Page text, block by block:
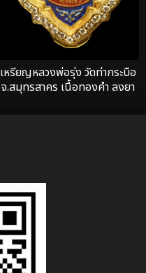
เหรียญหลวงพ่อรุ่ง วัดท่ากระบือ
จ.สมุทรสาคร เนื้อทองคำ ลงยา